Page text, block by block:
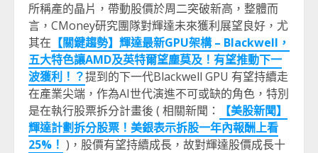
所稱產的晶片，帶動股價於周二突破新高，整體而
言，CMoney研究團隊對輝達未來獲利展望良好，尤
其在 【關鍵趨勢】輝達最新GPU架構 – Blackwell，
五大特色讓AMD及英特爾望塵莫及！有望推動下一
波獲利！？提到的下一代Blackwell GPU 有望持續走
在產業尖端，作為AI世代演進不可或缺的角色，特別
是在執行股票拆分計畫後 ( 相關新聞：
【美股新聞】
輝達計劃拆分股票！美銀表示拆股一年內報酬上看
25%！ )，股價有望持續成長，故對輝達股價成長十